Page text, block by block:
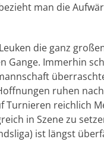
man die
die ganz
Gange. Immerhin
ruhen
Turnieren reichlich
in Szene zu
ist längst